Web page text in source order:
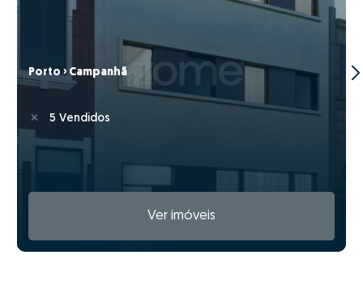
Porto › Campanhã
5 Vendidos
Ver imóveis